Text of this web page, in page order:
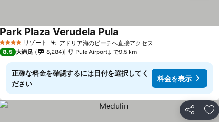
4 ホテルのランク
リゾート アドリア海のビーチへ直接アクセス
Park Plaza Verudela Pula
8.5 大満足 8,284 Pula Airportまで9.5 km
正確な料金を確認するには日付を選択してく
ださい
料金を表示
シェア お